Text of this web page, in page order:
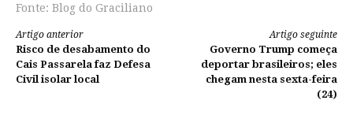
Fonte: Blog do Graciliano
Continue
lendo
Artigo anterior
Risco de desabamento do
Cais Passarela faz Defesa
Civil isolar local
Artigo seguinte
Governo Trump começa
deportar brasileiros; eles
chegam nesta sexta-feira
(24)